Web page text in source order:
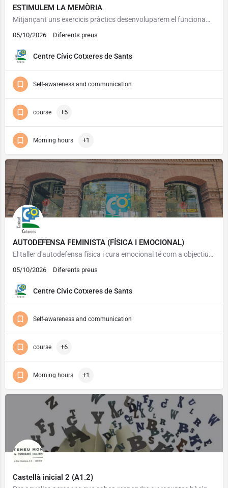
ESTIMULEM LA MEMÒRIA
Mitjançant uns exercicis pràctics desenvoluparem el funcionament de la ment i especialment la memòria. Podrem…
05/10/2026 Diferents preus
Centre Cívic Cotxeres de Sants
Self-awareness and communication
course +5
Morning hours +1
AUTODEFENSA FEMINISTA (FÍSICA I EMOCIONAL)
El taller d'autodefensa física i cura emocional té com a objectius prevenir, identificar, (des)normalitzar i…
05/10/2026 Diferents preus
Centre Cívic Cotxeres de Sants
Self-awareness and communication
course +6
Morning hours +1
Castellà inicial 2 (A1.2)